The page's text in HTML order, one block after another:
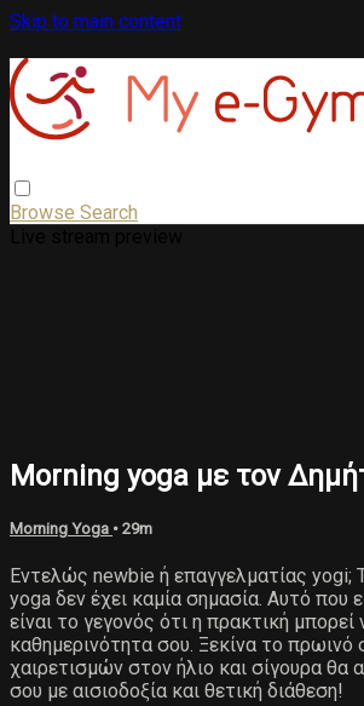
Skip to main content
Browse Search
Morning yoga με τον
Morning Yoga • 29m
Εντελώς newbie ή επαγγελματίας yogi;
yoga δεν έχει καμία σημασία. Αυτό που
είναι το γεγονός ότι η πρακτική μπορεί
καθημερινότητα σου. Ξεκίνα το πρωινό
χαιρετισμών στον ήλιο και σίγουρα θα
σου με αισιοδοξία και θετική διάθεση!